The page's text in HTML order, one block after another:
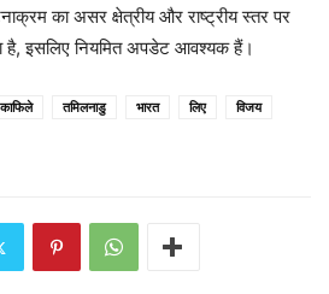
का असर क्षेत्रीय और राष्ट्रीय स्तर पर
इसलिए नियमित अपडेट आवश्यक हैं।
काफिले तमिलनाडु भारत लिए
विजय